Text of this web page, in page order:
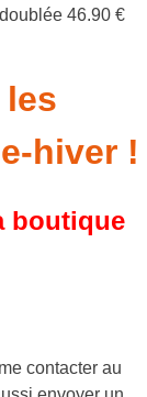
doublée 46.90 €
les
hiver !
contacter au